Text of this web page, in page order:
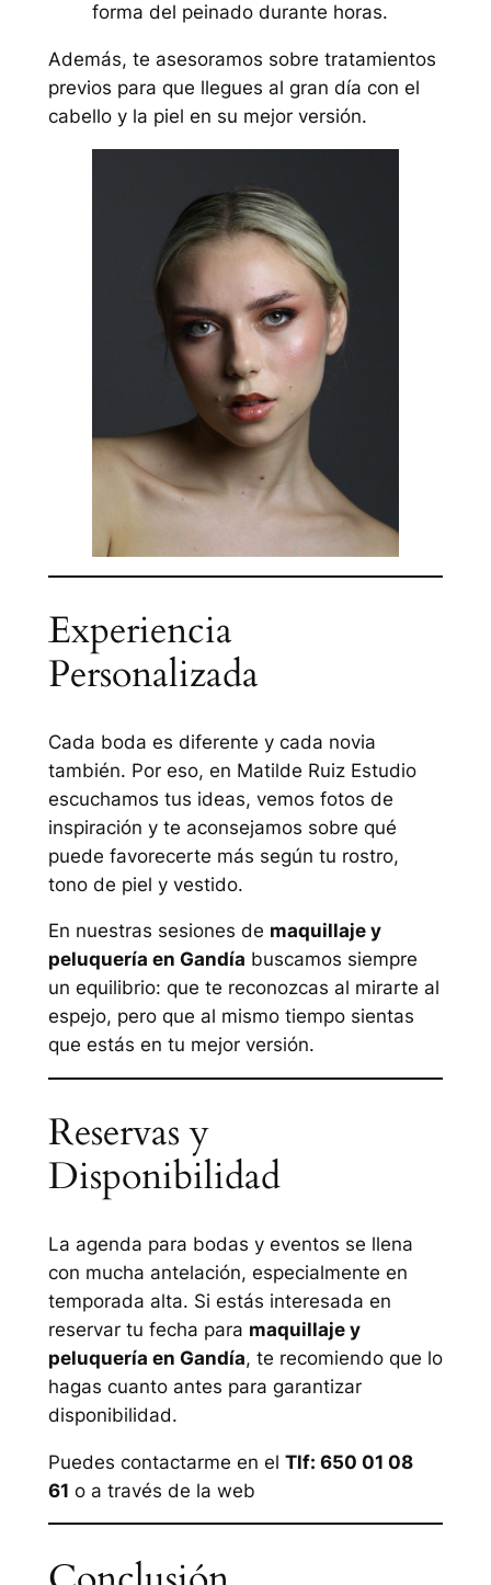
forma del peinado durante horas.
Además, te asesoramos sobre tratamientos
previos para que llegues al gran día con el
cabello y la piel en su mejor versión.
Experiencia
Personalizada
Cada boda es diferente y cada novia
también. Por eso, en Matilde Ruiz Estudio
escuchamos tus ideas, vemos fotos de
inspiración y te aconsejamos sobre qué
puede favorecerte más según tu rostro,
tono de piel y vestido.
En nuestras sesiones de maquillaje y
peluquería en Gandía buscamos siempre
un equilibrio: que te reconozcas al mirarte al
espejo, pero que al mismo tiempo sientas
que estás en tu mejor versión.
Reservas y
Disponibilidad
La agenda para bodas y eventos se llena
con mucha antelación, especialmente en
temporada alta. Si estás interesada en
reservar tu fecha para maquillaje y
peluquería en Gandía, te recomiendo que lo
hagas cuanto antes para garantizar
disponibilidad.
Puedes contactarme en el Tlf: 650 01 08
61 o a través de la web